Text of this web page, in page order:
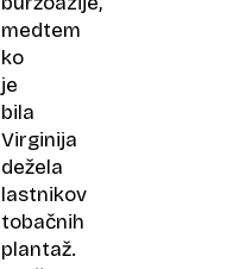
medtem
ko
je
bila
Virginija
dežela
lastnikov
tobačnih
plantaž.